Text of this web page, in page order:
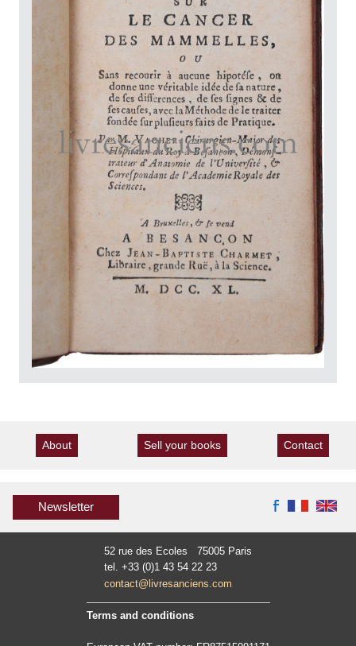
About Sell your books Contact
Newsletter
52 rue des Ecoles 75005 Paris
tel. +33 (0)1 43 54 22 23
contact@livresanciens.com
Terms and conditions